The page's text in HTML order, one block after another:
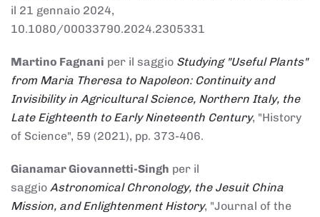
il 21 gennaio 2024,
10.1080/00033790.2024.2305331
Martino Fagnani per il saggio Studying "Useful Plants"
from Maria Theresa to Napoleon: Continuity and
Invisibility in Agricultural Science, Northern Italy, the
Late Eighteenth to Early Nineteenth Century, "History
of Science", 59 (2021), pp. 373-406.
Gianamar Giovannetti-Singh per il
saggio Astronomical Chronology, the Jesuit China
Mission, and Enlightenment History, "Journal of the